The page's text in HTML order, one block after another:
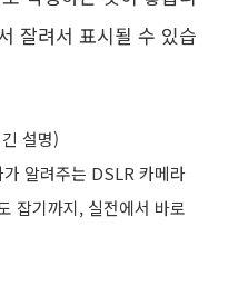
잘려서 표시될 수 있습
설명)
알려주는 DSLR 카메라
잡기까지, 실전에서 바로